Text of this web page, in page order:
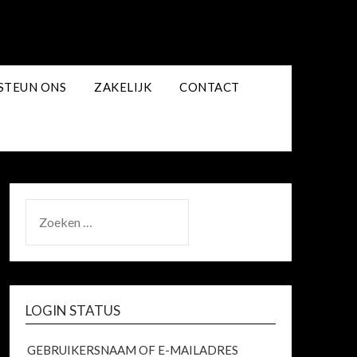
ONS ZAKELIJK CONTACT
NAAR:
LOGIN STATUS
GEBRUIKERSNAAM OF E-MAILADRES